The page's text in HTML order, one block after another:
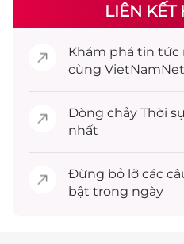
LIÊN KẾT
Khám phá tin tức
cùng VietNamNet
Dòng chảy Thời
nhất
Đừng bỏ lỡ các
bật trong ngày